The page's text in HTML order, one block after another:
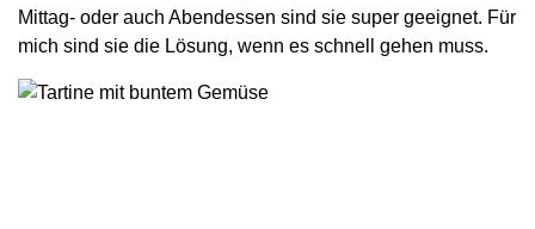
Mittag- oder auch Abendessen sind sie super geeignet. Für
mich sind sie die Lösung, wenn es schnell gehen muss.